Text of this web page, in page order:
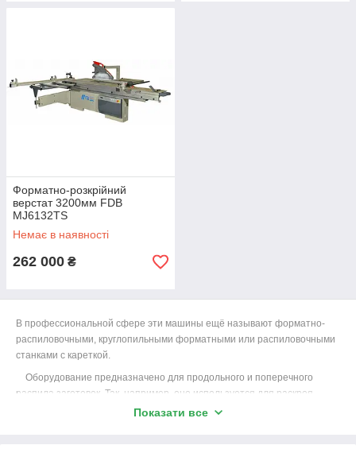
Форматно-розкрійний
верстат 3200мм FDB
MJ6132TS
Немає в наявності
262 000 ₴
В профессиональной сфере эти машины ещё называют форматно-
распиловочными, круглопильными форматными или распиловочными
станками с кареткой.
Оборудование предназначено для продольного и поперечного
распила заготовок. Так, например, оно используется для раскроя
листов, обрезки щитов, подрезки и так далее. Также представленные
Показати все